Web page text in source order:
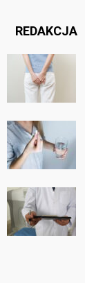
REDAKCJA